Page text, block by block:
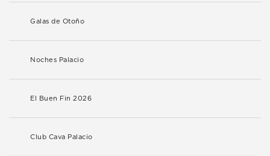
Galas de Otoño
Noches Palacio
El Buen Fin 2026
Club Cava Palacio